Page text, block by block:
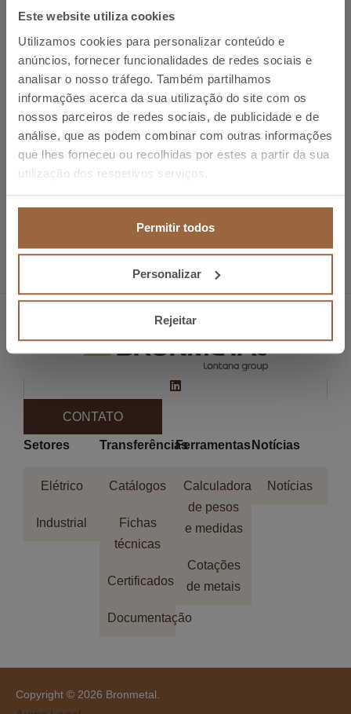
Este website utiliza cookies
Utilizamos cookies para personalizar conteúdo e
anúncios, fornecer funcionalidades de redes sociais e
analisar o nosso tráfego. Também partilhamos
informações acerca da sua utilização do site com os
nossos parceiros de redes sociais, de publicidade e de
análise, que as podem combinar com outras informações
que lhes forneceu ou recolhidas por estes a partir da sua
utilização dos respetivos serviços.
Permitir todos
Personalizar
Rejeitar
Esperamos a sua visita na Midest 2013, Paris Nord
Villepinte Exhibition Centre
Pavilhão 6/ corredor D / Stand 035.
Anterior
Ampliamos a Gama de LigaÁıes flexiveis e
Nova funcionalidade de downloads
CONTATO
Setores
Elétrico
Industrial
Transferências
Catálogos
Fichas
técnicas
Certificados
Documentação
Ferramentas
Calculadora
de pesos
e medidas
Cotações
de metais
Notícias
Notícias
Copyright © 2026 Bronmetal.